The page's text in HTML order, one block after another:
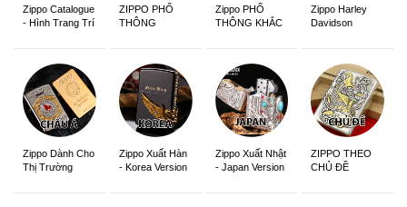
Zippo Catalogue
- Hình Trang Trí
ZIPPO PHỔ
THÔNG
Zippo PHỔ
THÔNG KHẮC
Zippo Harley
Davidson
Zippo Dành Cho
Thị Trường
Zippo Xuất Hàn
- Korea Version
Zippo Xuất Nhật
- Japan Version
ZIPPO THEO
CHỦ ĐỀ